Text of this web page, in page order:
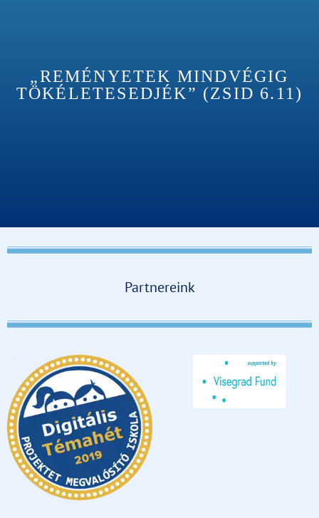
„REMÉNYETEK MINDVÉGIG
TÖKÉLETESEDJÉK” (ZSID 6.11)
Partnereink